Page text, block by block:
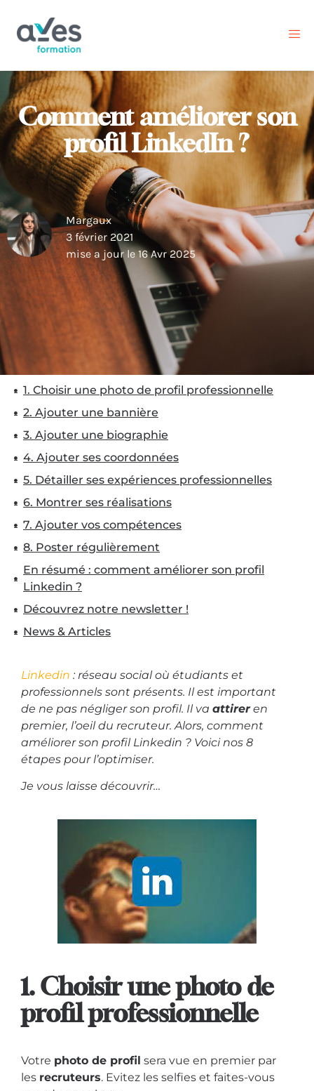
Comment améliorer son
profil LinkedIn ?
Margaux
3 février 2021
mise a jour le 16 Avr 2025
1. Choisir une photo de profil professionnelle
2. Ajouter une bannière
3. Ajouter une biographie
4. Ajouter ses coordonnées
5. Détailler ses expériences professionnelles
6. Montrer ses réalisations
7. Ajouter vos compétences
8. Poster régulièrement
En résumé : comment améliorer son profil
Linkedin ?
Découvrez notre newsletter !
News & Articles
Linkedin : réseau social où étudiants et
professionnels sont présents. Il est important
de ne pas négliger son profil. Il va attireren
premier, l’oeil du recruteur. Alors, comment
améliorer son profil Linkedin ? Voici nos 8
étapes pour l’optimiser.
Je vous laisse découvrir…
1. Choisir une photo de
profil professionnelle
Votre photo de profil sera vue en premier par
les recruteurs. Evitez les selfies et faites-vous